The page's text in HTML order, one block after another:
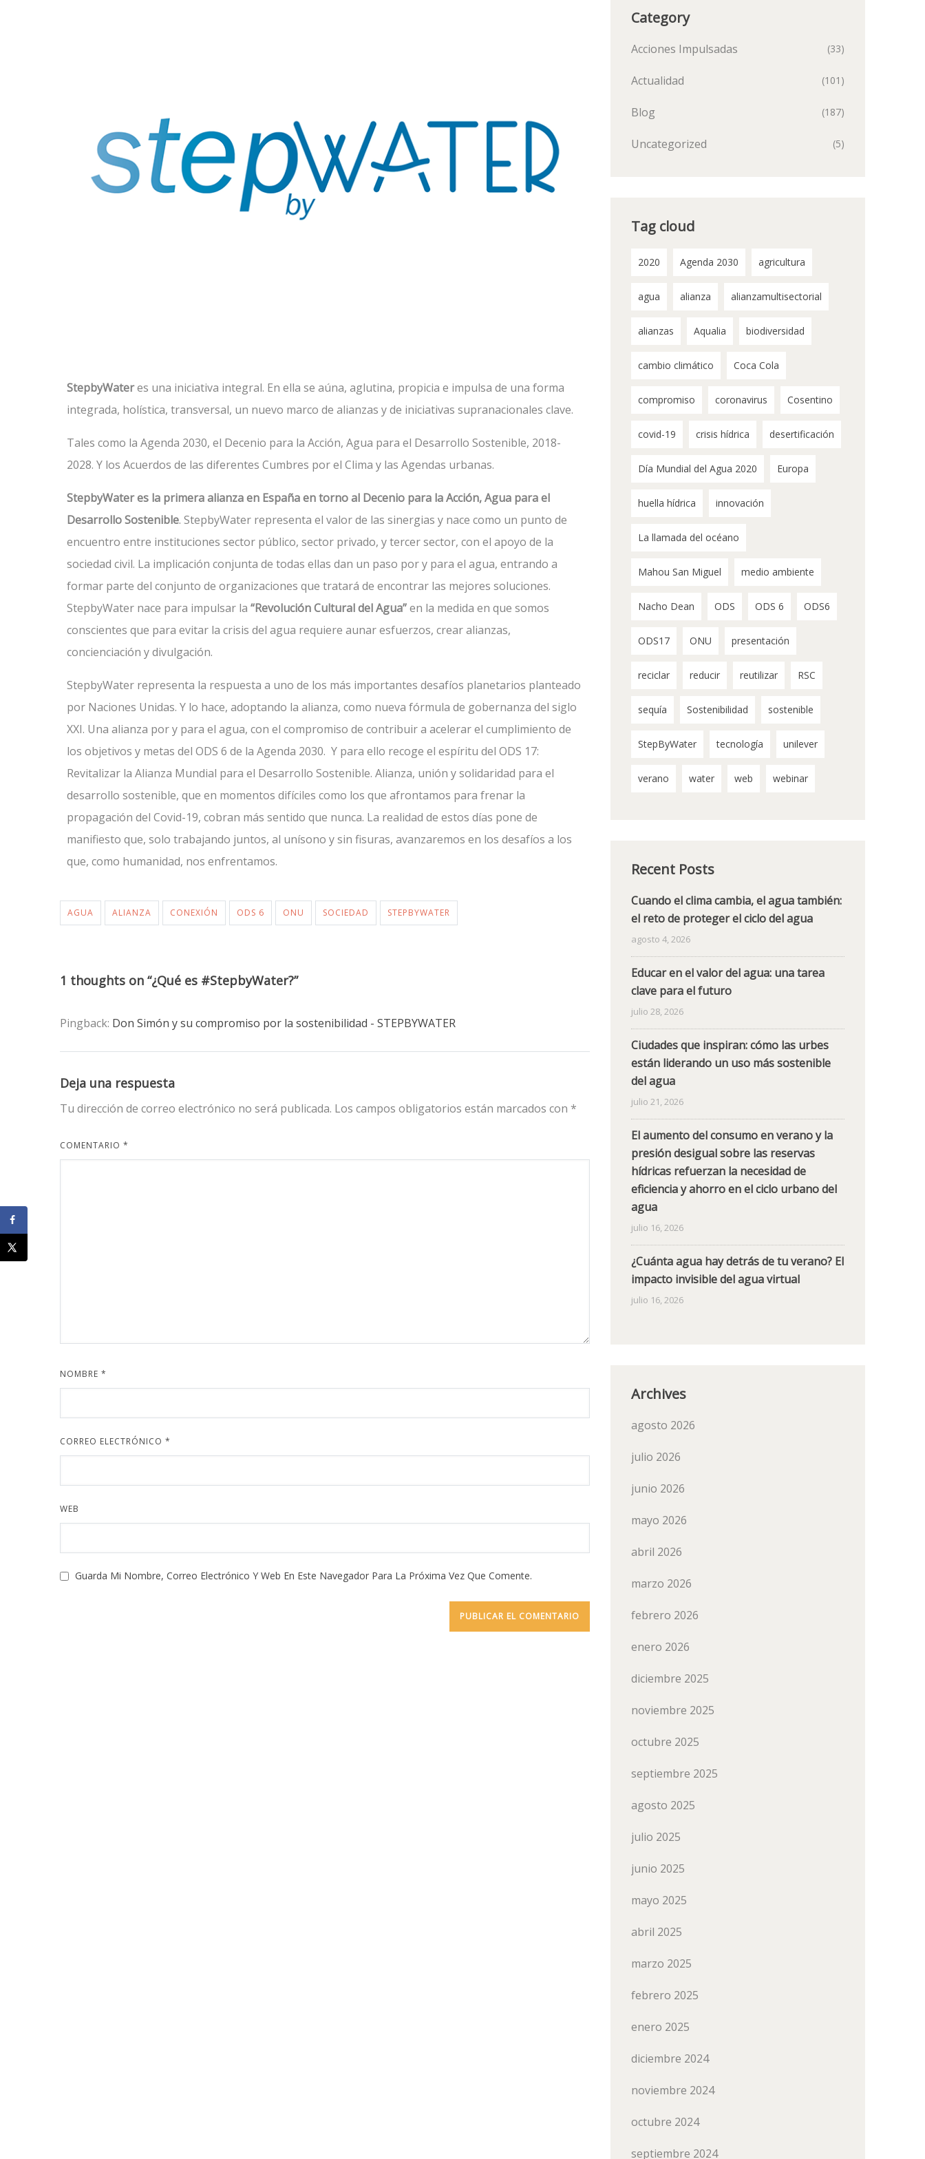
StepbyWateres una iniciativa integral. En ella se aúna, aglutina, propicia e impulsa de una forma
integrada, holística, transversal, un nuevo marco de alianzas y de iniciativas supranacionales clave.
Tales como la Agenda 2030, el Decenio para la Acción, Agua para el Desarrollo Sostenible, 2018-
2028. Y los Acuerdos de las diferentes Cumbres por el Clima y las Agendas urbanas.
StepbyWater es la primera alianza en España en torno al Decenio para la Acción, Agua para el
Desarrollo Sostenible. StepbyWater representa el valor de las sinergias y nace como un punto de
encuentro entre instituciones sector público, sector privado, y tercer sector, con el apoyo de la
sociedad civil. La implicación conjunta de todas ellas dan un paso por y para el agua, entrando a
formar parte del conjunto de organizaciones que tratará de encontrar las mejores soluciones.
StepbyWater nace para impulsar la “Revolución Cultural del Agua”en la medida en que somos
conscientes que para evitar la crisis del agua requiere aunar esfuerzos, crear alianzas,
concienciación y divulgación.
StepbyWater representa la respuesta a uno de los más importantes desafíos planetarios planteado
por Naciones Unidas. Y lo hace, adoptando la alianza, como nueva fórmula de gobernanza del siglo
XXI. Una alianza por y para el agua, con el compromiso de contribuir a acelerar el cumplimiento de
los objetivos y metas del ODS 6 de la Agenda 2030. Y para ello recoge el espíritu del ODS 17:
Revitalizar la Alianza Mundial para el Desarrollo Sostenible. Alianza, unión y solidaridad para el
desarrollo sostenible, que en momentos difíciles como los que afrontamos para frenar la
propagación del Covid-19, cobran más sentido que nunca. La realidad de estos días pone de
manifiesto que, solo trabajando juntos, al unísono y sin fisuras, avanzaremos en los desafíos a los
que, como humanidad, nos enfrentamos.
AGUA ALIANZA CONEXIÓN ODS 6 ONU SOCIEDAD STEPBYWATER
1 thoughts on “¿Qué es #StepbyWater?”
Pingback: Don Simón y su compromiso por la sostenibilidad - STEPBYWATER
Deja una respuesta
Tu dirección de correo electrónico no será publicada. Los campos obligatorios están marcados con *
COMENTARIO *
NOMBRE *
CORREO ELECTRÓNICO *
WEB
Guarda Mi Nombre, Correo Electrónico Y Web En Este Navegador Para La Próxima Vez Que Comente.
Category
Acciones Impulsadas (33)
Actualidad (101)
Blog (187)
Uncategorized (5)
Tag cloud
2020 Agenda 2030 agricultura
agua alianza alianzamultisectorial
alianzas Aqualia biodiversidad
cambio climático Coca Cola
compromiso coronavirus Cosentino
covid-19 crisis hídrica desertificación
Día Mundial del Agua 2020 Europa
huella hídrica innovación
La llamada del océano
Mahou San Miguel medio ambiente
Nacho Dean ODS ODS 6 ODS6
ODS17 ONU presentación
reciclar reducir reutilizar RSC
sequía Sostenibilidad sostenible
StepByWater tecnología unilever
verano water web webinar
Recent Posts
Cuando el clima cambia, el agua también:
el reto de proteger el ciclo del agua
agosto 4, 2026
Educar en el valor del agua: una tarea
clave para el futuro
julio 28, 2026
Ciudades que inspiran: cómo las urbes
están liderando un uso más sostenible
del agua
julio 21, 2026
El aumento del consumo en verano y la
presión desigual sobre las reservas
hídricas refuerzan la necesidad de
eficiencia y ahorro en el ciclo urbano del
agua
julio 16, 2026
¿Cuánta agua hay detrás de tu verano? El
impacto invisible del agua virtual
julio 16, 2026
Archives
agosto 2026
julio 2026
junio 2026
mayo 2026
abril 2026
marzo 2026
febrero 2026
enero 2026
diciembre 2025
noviembre 2025
octubre 2025
septiembre 2025
agosto 2025
julio 2025
junio 2025
mayo 2025
abril 2025
marzo 2025
febrero 2025
enero 2025
diciembre 2024
noviembre 2024
octubre 2024
septiembre 2024